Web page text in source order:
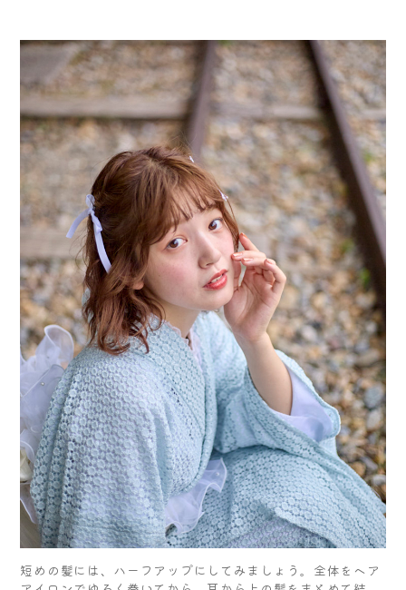
短めの髪には、ハーフアップにしてみましょう。全体をヘア